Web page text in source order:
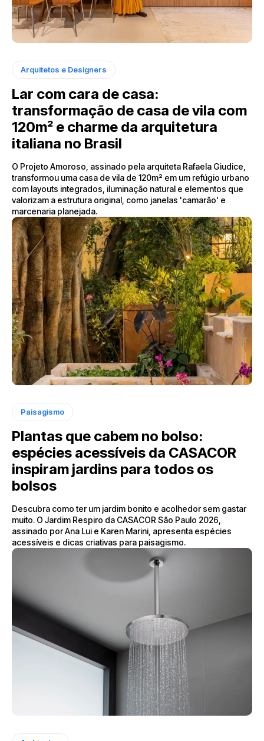
Arquitetos e Designers
Lar com cara de casa:
transformação de casa de vila com
120m² e charme da arquitetura
italiana no Brasil
O Projeto Amoroso, assinado pela arquiteta Rafaela Giudice,
transformou uma casa de vila de 120m² em um refúgio urbano
com layouts integrados, iluminação natural e elementos que
valorizam a estrutura original, como janelas 'camarão' e
marcenaria planejada.
Paisagismo
Plantas que cabem no bolso:
espécies acessíveis da CASACOR
inspiram jardins para todos os
bolsos
Descubra como ter um jardim bonito e acolhedor sem gastar
muito. O Jardim Respiro da CASACOR São Paulo 2026,
assinado por Ana Lui e Karen Marini, apresenta espécies
acessíveis e dicas criativas para paisagismo.